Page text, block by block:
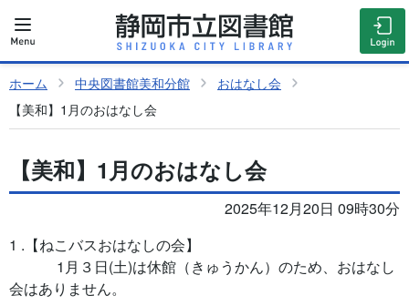
ホーム 中央図書館美和分館
おはなし会
【美和】1月のおはなし会
【美和】1月のおはなし会
2025年12月20日 09時30分
1 .【ねこバスおはなしの会】
1月３日(土)は休館（きゅうかん）のため、おはなし
会はありません。